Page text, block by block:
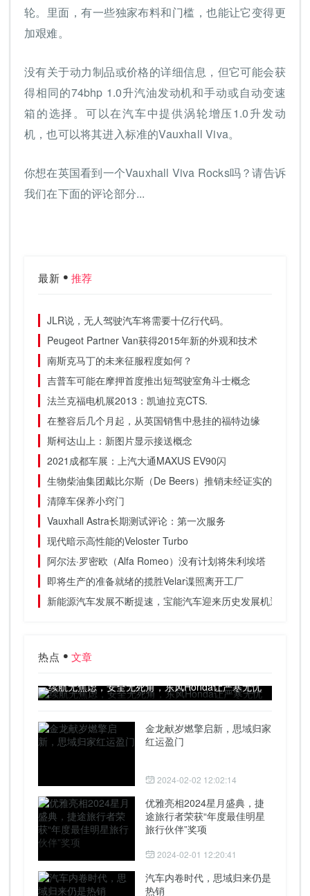
轮。里面，有一些独家布料和门槛，也能让它变得更
加艰难。
没有关于动力制品或价格的详细信息，但它可能会获
得相同的74bhp 1.0升汽油发动机和手动或自动变速
箱的选择。可以在汽车中提供涡轮增压1.0升发动
机，也可以将其进入标准的Vauxhall Viva。
你想在英国看到一个Vauxhall Viva Rocks吗？请告诉
我们在下面的评论部分...
最新 推荐
JLR说，无人驾驶汽车将需要十亿行代码。
Peugeot Partner Van获得2015年新的外观和技术
南斯克马丁的未来征服程度如何？
吉普车可能在摩押首度推出短驾驶室角斗士概念
法兰克福电机展2013：凯迪拉克CTS.
在整容后几个月起，从英国销售中悬挂的福特边缘
斯柯达山上：新图片显示接送概念
2021成都车展：上汽大通MAXUS EV90闪
生物柴油集团戴比尔斯（De Beers）推销未经证实的藻类技术
清障车保养小窍门
Vauxhall Astra长期测试评论：第一次服务
现代暗示高性能的Veloster Turbo
阿尔法·罗密欧（Alfa Romeo）没有计划将朱利埃塔（
即将生产的准备就绪的揽胜Velar谍照离开工厂
新能源汽车发展不断提速，宝能汽车迎来历史发展机遇
热点 文章
续航无焦虑，安全无死角，东风Honda让严寒无忧
金龙献岁燃擎启新，思域归家
红运盈门
2024-02-02 12:02:14
优雅亮相2024星月盛典，捷
途旅行者荣获“年度最佳明星
旅行伙伴”奖项
2024-02-01 12:20:41
汽车内卷时代，思域归来仍是
热销